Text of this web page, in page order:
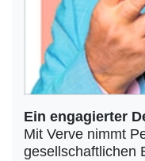
Ein engagierter
Mit Verve nimmt
gesellschaftlichen